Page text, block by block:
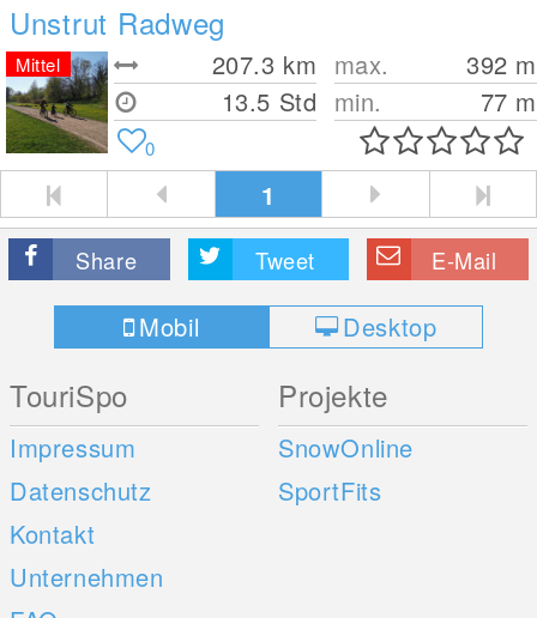
Unstrut Radweg
207.3 km
13.5 Std
max. 392 m
min.
77 m
Mittel
0
1
Share Tweet E-Mail
Mobil Desktop
TouriSpo
Impressum
Datenschutz
Kontakt
Unternehmen
Projekte
SnowOnline
SportFits